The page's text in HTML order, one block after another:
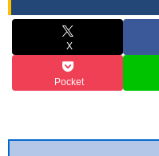
X
Pocket